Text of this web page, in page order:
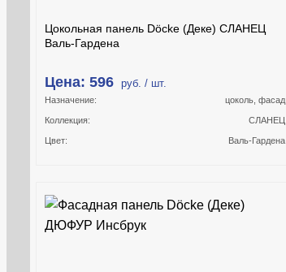
Цокольная панель Döcke (Деке) СЛАНЕЦ
Валь-Гардена
Цена: 596 руб. / шт.
Назначение: цоколь, фасад
Коллекция: СЛАНЕЦ
Цвет: Валь-Гардена